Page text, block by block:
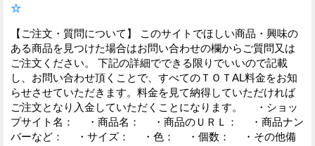
☆
【ご注文・質問について】 このサイトでほしい商品・興味の
ある商品を見つけた場合はお問い合わせの欄からご質問又は
ご注文ください。 下記の詳細でできる限りでいいので記載
し、お問い合わせ頂くことで、すべてのＴＯＴAL料金をお知
らせさせていただきます。料金を見て納得していただければ
ご注文となり入金していただくことになります。 ・ショッ
プサイト名： ・商品名： ・商品のＵＲＬ： ・商品ナン
バーなど： ・サイズ： ・色： ・個数： ・その他備